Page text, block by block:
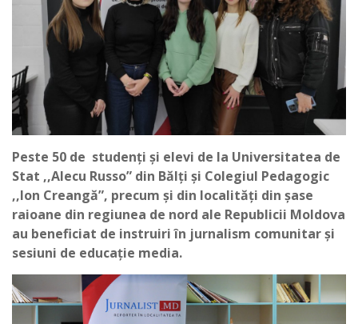
Peste 50 de studenți și elevi de la Universitatea de
Stat ,,Alecu Russo” din Bălți și Colegiul Pedagogic
,,Ion Creangă”, precum și din localități din șase
raioane din regiunea de nord ale Republicii Moldova
au beneficiat de instruiri în jurnalism comunitar și
sesiuni de educație media.